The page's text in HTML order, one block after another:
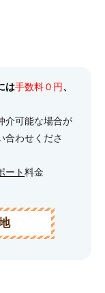
は手数料０円、
介可能な場合が
合わせくださ
ート料金